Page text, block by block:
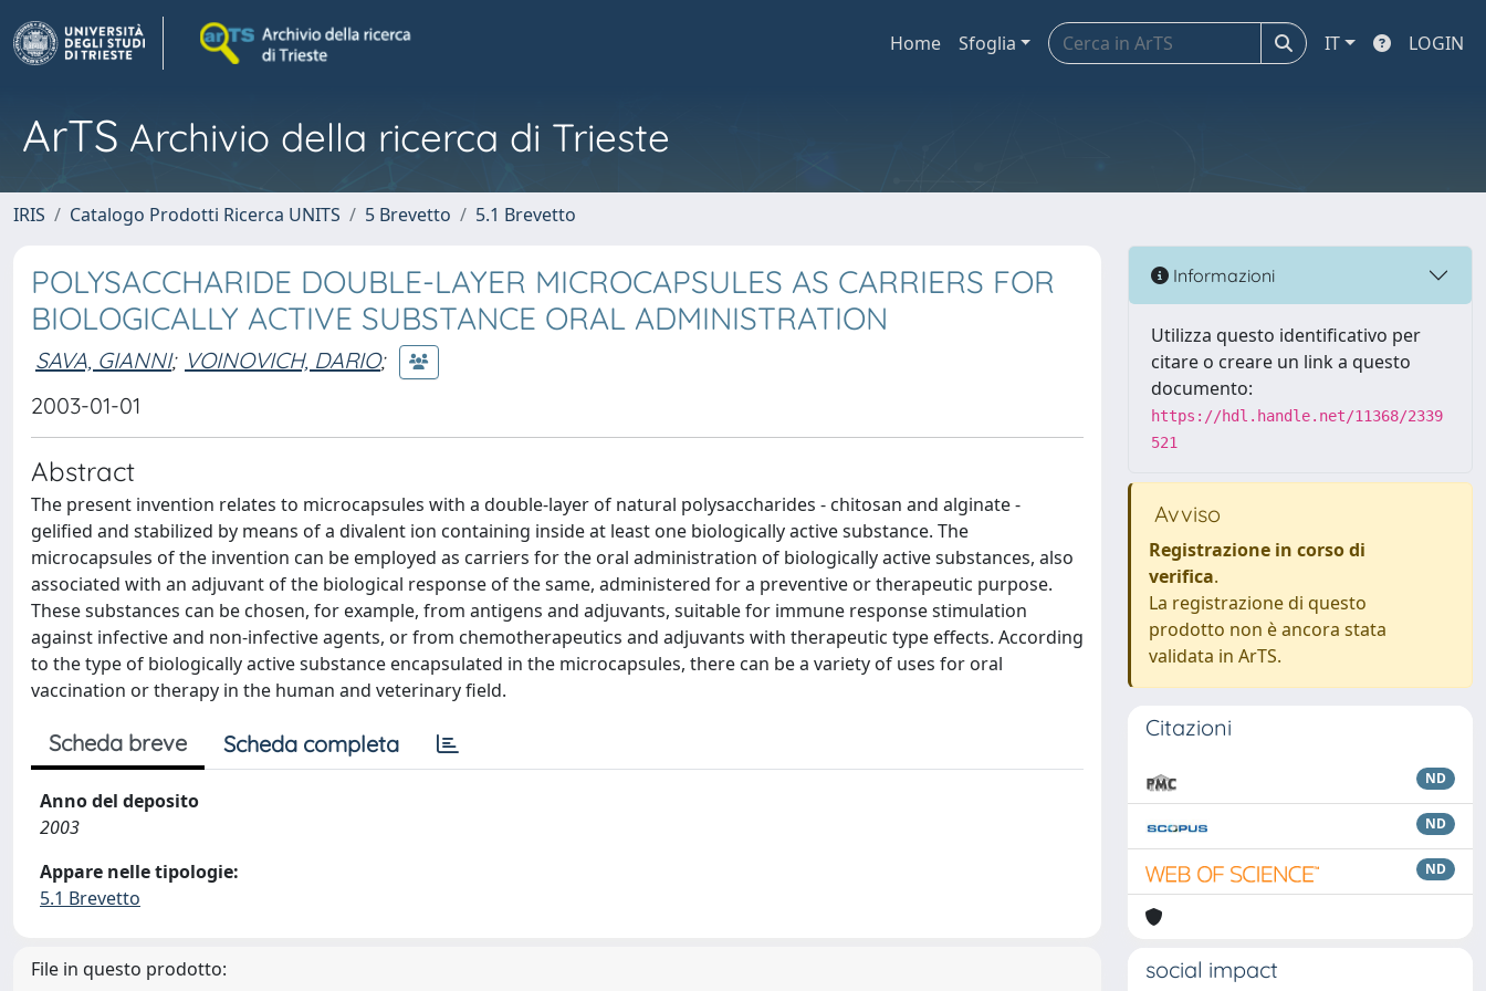
Home Sfoglia IT LOGIN
ArTS Archivio della ricerca di Trieste
IRIS Catalogo Prodotti Ricerca UNITS 5 Brevetto 5.1 Brevetto
POLYSACCHARIDE DOUBLE-LAYER MICROCAPSULES AS CARRIERS FOR
BIOLOGICALLY ACTIVE SUBSTANCE ORAL ADMINISTRATION
SAVA, GIANNI; VOINOVICH, DARIO;
2003-01-01
Abstract
The present invention relates to microcapsules with a double-layer of natural polysaccharides - chitosan and alginate -
gelified and stabilized by means of a divalent ion containing inside at least one biologically active substance. The
microcapsules of the invention can be employed as carriers for the oral administration of biologically active substances, also
associated with an adjuvant of the biological response of the same, administered for a preventive or therapeutic purpose.
These substances can be chosen, for example, from antigens and adjuvants, suitable for immune response stimulation
against infective and non-infective agents, or from chemotherapeutics and adjuvants with therapeutic type effects. According
to the type of biologically active substance encapsulated in the microcapsules, there can be a variety of uses for oral
vaccination or therapy in the human and veterinary field.
Scheda breve Scheda completa
Anno del deposito
2003
Appare nelle tipologie:
5.1 Brevetto
File in questo prodotto:
Informazioni
Utilizza questo identificativo per
citare o creare un link a questo
documento:
https://hdl.handle.net/11368/2339
521
Avviso
Registrazione in corso di
verifica.
La registrazione di questo
prodotto non è ancora stata
validata in ArTS.
Citazioni
ND
ND
ND
social impact